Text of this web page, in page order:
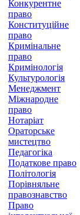
Конкурентне
право
Конституційне
право
Кримінальне
право
Кримінологія
Культурологія
Менеджмент
Міжнародне
право
Нотаріат
Ораторське
мистецтво
Педагогіка
Податкове право
Політологія
Порівняльне
правознавство
Право